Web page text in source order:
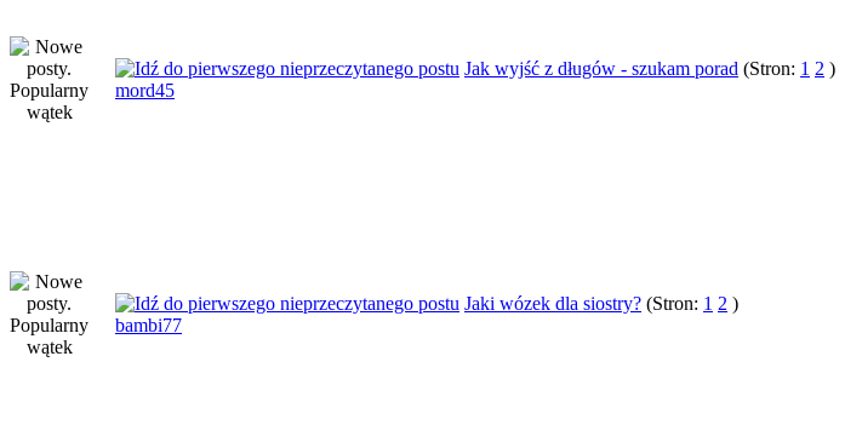
Jak wyjść z długów - szukam porad (Stron: 1 2 )
mord45
Jaki wózek dla siostry? (Stron: 1 2 )
bambi77